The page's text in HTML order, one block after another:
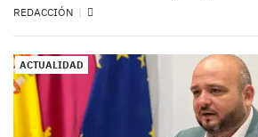
REDACCIÓN
ACTUALIDAD